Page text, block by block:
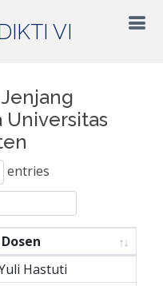
VI
Universitas
entries
Hastuti